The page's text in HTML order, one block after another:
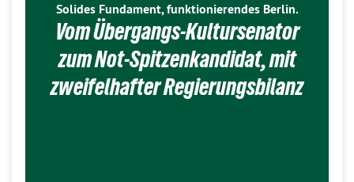
Solides Fundament, funktionierendes Berlin.
Vom Übergangs-Kultursenator
zum Not-Spitzenkandidat, mit
zweifelhafter Regierungsbilanz